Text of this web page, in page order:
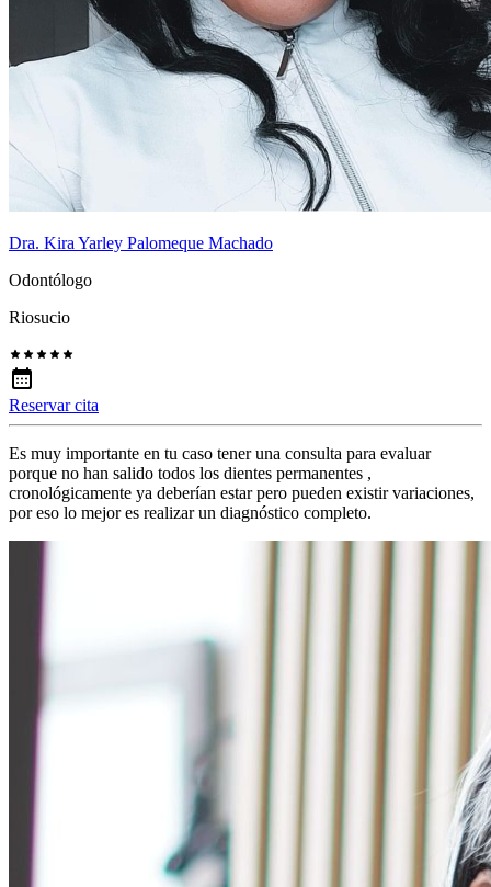
Dra. Kira Yarley Palomeque Machado
Odontólogo
Riosucio
Reservar cita
Es muy importante en tu caso tener una consulta para evaluar
porque no han salido todos los dientes permanentes ,
cronológicamente ya deberían estar pero pueden existir variaciones,
por eso lo mejor es realizar un diagnóstico completo.